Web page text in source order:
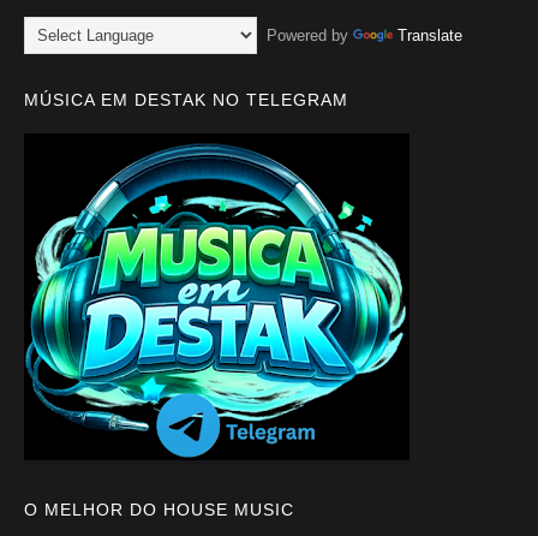
Powered by Translate
MÚSICA EM DESTAK NO TELEGRAM
O MELHOR DO HOUSE MUSIC